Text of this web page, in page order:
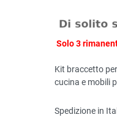
Solo 3
Kit braccetto
cucina e mobili
Spedizione in